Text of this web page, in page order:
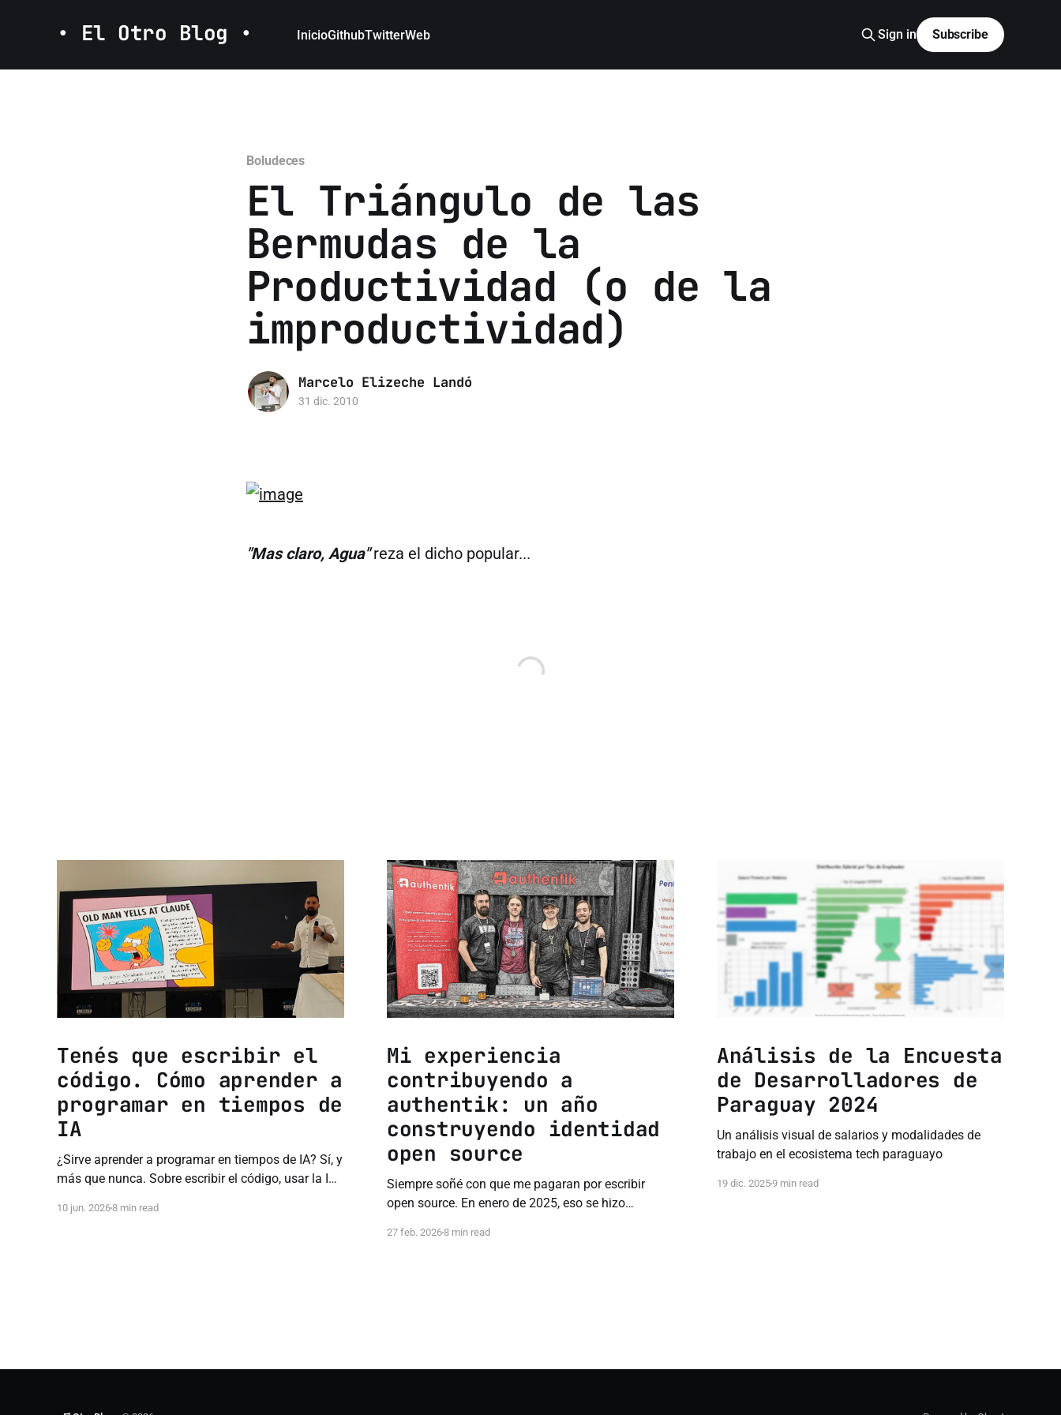
• El Otro Blog • InicioGithubTwitterWeb Sign in Subscribe
Boludeces
El Triángulo de las
Bermudas de la
Productividad (o de la
improductividad)
Marcelo Elizeche Landó
31 dic. 2010
"Mas claro, Agua"reza el dicho popular...
Tenés que escribir el
código. Cómo aprender a
programar en tiempos de
IA
¿Sirve aprender a programar en tiempos de IA? Sí, y
más que nunca. Sobre escribir el código, usar la IA
10 jun. 20268 min read
Mi experiencia
contribuyendo a
authentik: un año
construyendo identidad
open source
Siempre soñé con que me pagaran por escribir
open source. En enero de 2025, eso se hizo
27 feb. 20268 min read
Análisis de la Encuesta
de Desarrolladores de
Paraguay 2024
Un análisis visual de salarios y modalidades de
trabajo en el ecosistema tech paraguayo
19 dic. 20259 min read